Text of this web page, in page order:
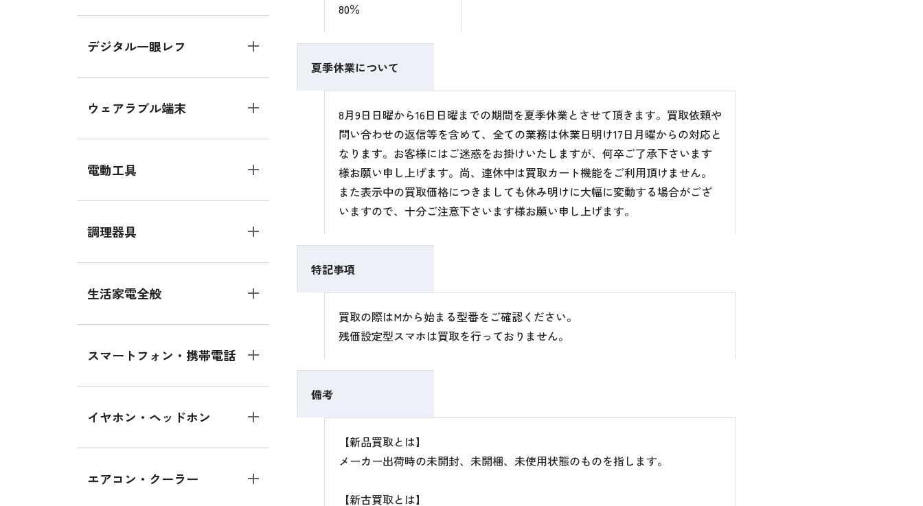
デジタル一眼レフ
ウェアラブル端末
電動工具
調理器具
生活家電全般
スマートフォン・携帯電話
イヤホン・ヘッドホン
エアコン・クーラー
80％
夏季休業について
8月9日日曜から16日日曜までの期間を夏季休業とさせて頂きます。買取依頼や
問い合わせの返信等を含めて、全ての業務は休業日明け17日月曜からの対応と
なります。お客様にはご迷惑をお掛けいたしますが、何卒ご了承下さいます
様お願い申し上げます。尚、連休中は買取カート機能をご利用頂けません。
また表示中の買取価格につきましても休み明けに大幅に変動する場合がござ
いますので、十分ご注意下さいます様お願い申し上げます。
特記事項
買取の際はMから始まる型番をご確認ください。
残価設定型スマホは買取を行っておりません。
備考
【新品買取とは】
メーカー出荷時の未開封、未開梱、未使用状態のものを指します。
【新古買取とは】